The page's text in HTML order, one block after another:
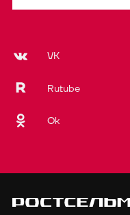
VK
Rutube
Ok